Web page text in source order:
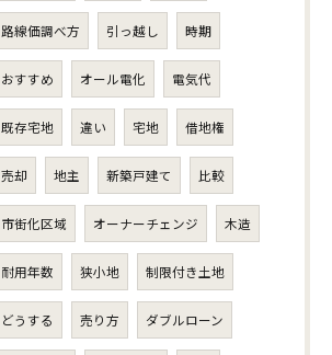
路線価調べ方 引っ越し 時期
おすすめ オール電化 電気代
既存宅地 違い 宅地 借地権
売却 地主 新築戸建て 比較
市街化区域 オーナーチェンジ 木造
耐用年数 狭小地 制限付き土地
どうする 売り方 ダブルローン